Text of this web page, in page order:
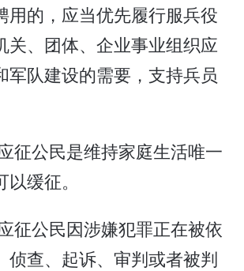
用的，应当优先履行服兵役
关、团体、企业事业组织应
军队建设的需要，支持兵员
征公民是维持家庭生活唯一
缓征。
征公民因涉嫌犯罪正在被依
侦查、起诉、审判或者被判